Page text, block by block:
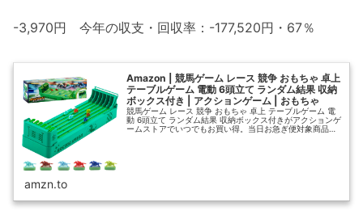
-3,970円 今年の収支・回収率：-177,520円・67％
Amazon | 競馬ゲーム レース 競争 おもちゃ 卓上
テーブルゲーム 電動 6頭立て ランダム結果 収納
ボックス付き | アクションゲーム | おもちゃ
競馬ゲーム レース 競争 おもちゃ 卓上 テーブルゲーム 電
動 6頭立て ランダム結果 収納ボックス付きがアクションゲ
ームストアでいつでもお買い得。当日お急ぎ便対象商品
amzn.to